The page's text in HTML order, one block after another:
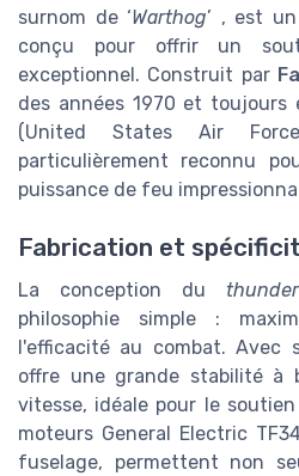
surnom de ‘Warthog’ , est
conçu pour offrir un
exceptionnel. Construit par
des années 1970 et toujours
(United States Air
particulièrement reconnu
puissance de feu
Fabrication et
La conception du
philosophie simple :
l'efficacité au combat. Avec
offre une grande stabilité à
vitesse, idéale pour le
moteurs General Electric
fuselage, permettent non